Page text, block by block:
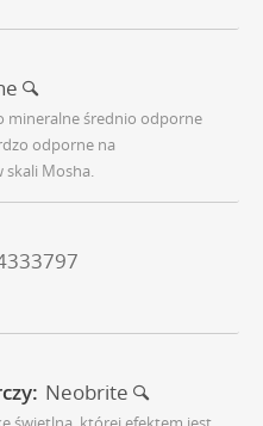
mineralne średnio odporne
odporne na
skali Mosha.
Neobrite